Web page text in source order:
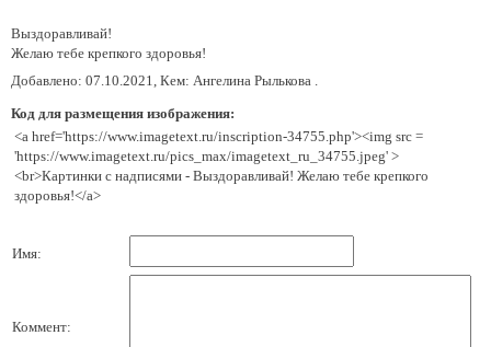
Выздоравливай!
Желаю тебе крепкого здоровья!
Добавлено: 07.10.2021, Кем: Ангелина Рылькова .
Код для размещения изображения:
<a href='https://www.imagetext.ru/inscription-34755.php'><img src =
'https://www.imagetext.ru/pics_max/imagetext_ru_34755.jpeg' >
<br>Картинки с надписями - Выздоравливай! Желаю тебе крепкого
здоровья!</a>
Имя:
Коммент: